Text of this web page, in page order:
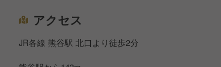
アクセス
JR各線 熊谷駅 北口より徒歩2分